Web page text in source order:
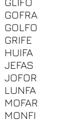
GOFRA
GOLFO
GRIFE
HUIFA
JEFAS
JOFOR
LUNFA
MOFAR
MONFI